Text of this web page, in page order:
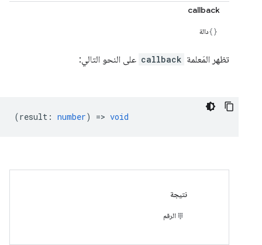
callback
دالة
تظهر المَعلمة callback على النحو التالي:
(result : number) => void
نتيجة
الرقم